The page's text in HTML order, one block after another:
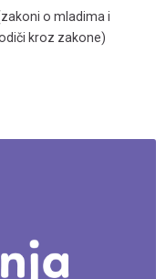
o mladima i
kroz zakone)